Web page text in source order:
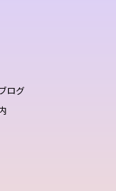
ログ